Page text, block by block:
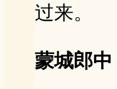
过来。
蒙城郎中